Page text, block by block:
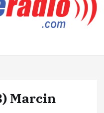
Marcin